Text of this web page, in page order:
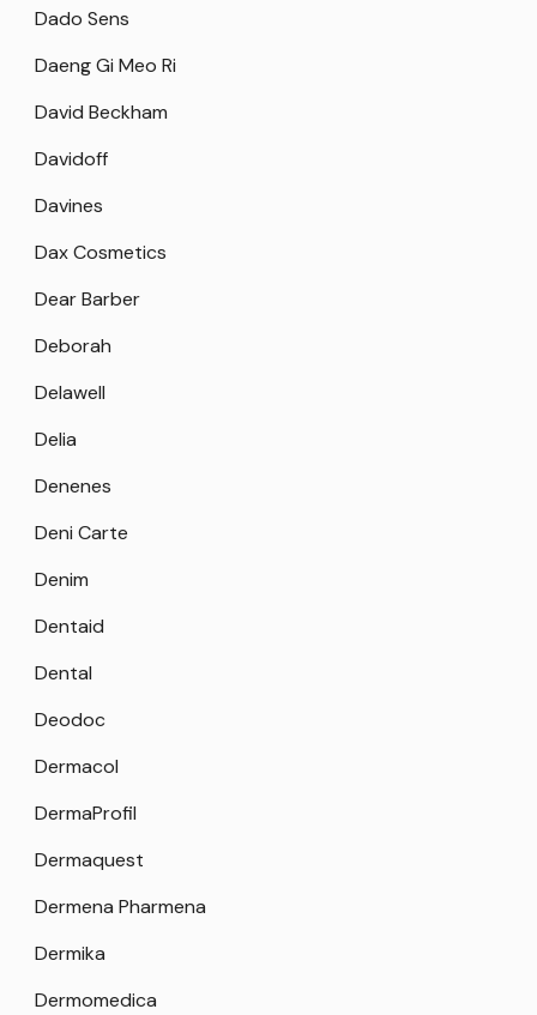
Dado Sens
Daeng Gi Meo Ri
David Beckham
Davidoff
Davines
Dax Cosmetics
Dear Barber
Deborah
Delawell
Delia
Denenes
Deni Carte
Denim
Dentaid
Dental
Deodoc
Dermacol
DermaProfil
Dermaquest
Dermena Pharmena
Dermika
Dermomedica